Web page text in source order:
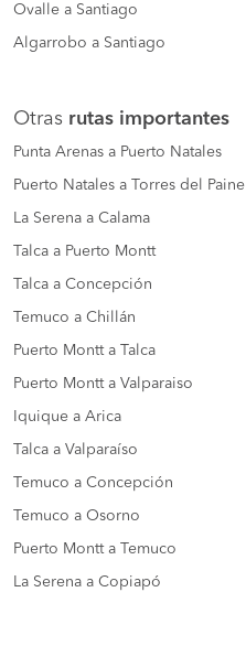
Ovalle a Santiago
Algarrobo a Santiago
Otras rutas importantes
Punta Arenas a Puerto Natales
Puerto Natales a Torres del Paine
La Serena a Calama
Talca a Puerto Montt
Talca a Concepción
Temuco a Chillán
Puerto Montt a Talca
Puerto Montt a Valparaiso
Iquique a Arica
Talca a Valparaíso
Temuco a Concepción
Temuco a Osorno
Puerto Montt a Temuco
La Serena a Copiapó